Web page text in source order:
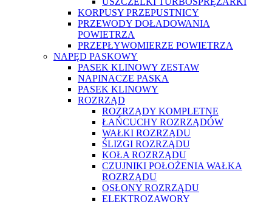
KORPUSY PRZEPUSTNICY
PRZEWODY DOŁADOWANIA
POWIETRZA
PRZEPŁYWOMIERZE POWIETRZA
NAPĘD PASKOWY
PASEK KLINOWY ZESTAW
NAPINACZE PASKA
PASEK KLINOWY
ROZRZĄD
ROZRZĄDY KOMPLETNE
ŁAŃCUCHY ROZRZĄDÓW
WAŁKI ROZRZĄDU
ŚLIZGI ROZRZĄDU
KOŁA ROZRZĄDU
CZUJNIKI POŁOŻENIA WAŁKA
ROZRZĄDU
OSŁONY ROZRZĄDU
ELEKTROZAWORY